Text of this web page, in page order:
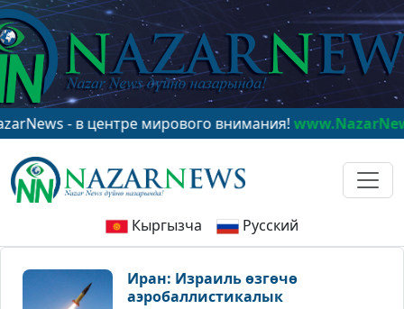
- в центре мирового внимания!www.NazarNews.kg
Кыргызча Русский
Иран: Израиль өзгөчө
аэробаллистикалык